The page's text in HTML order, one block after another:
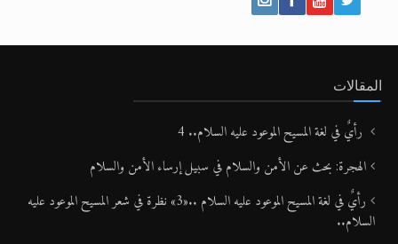
المقالات
رأيٌ في لغة المسيح الموعود عليه السلام.. 4
الهجرة: بحث عن الأمن والسلام في سبيل إرساء الأمن والسلام
رأيٌ في لغة المسيح الموعود عليه السلام ..«3» نظرة في شعر المسيح الموعود عليه
السلام..